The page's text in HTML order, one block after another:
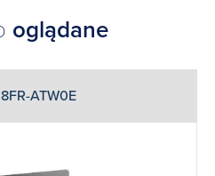
oglądane
ATW0E